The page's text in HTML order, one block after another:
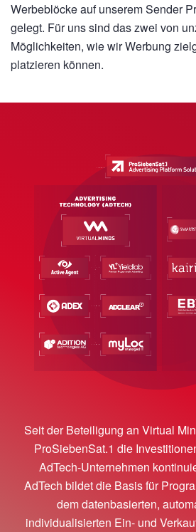
Werbeblöcke auf unserem Sender
gelegt. Für uns sind das zwei von
Möglichkeiten, wie wir Werbung
platzieren können.
Seit der Beteiligung an Virtual
ProSiebenSat.1 die
AdTech-Unternehmen
AdTech bildet die Basis für
dem datenbasierten,
individualisierten Ein- und